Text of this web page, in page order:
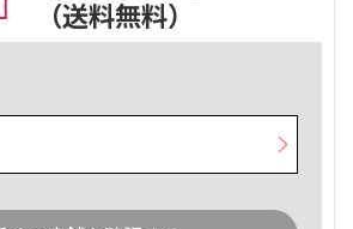
（送料無料）